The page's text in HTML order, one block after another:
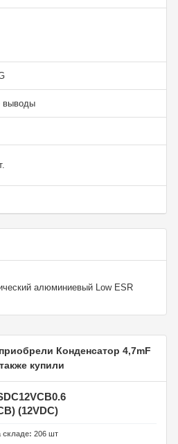
выводы
алюминиевый Low ESR
Конденсатор 4,7mF
купили
(12VDC)
складе 206 шт